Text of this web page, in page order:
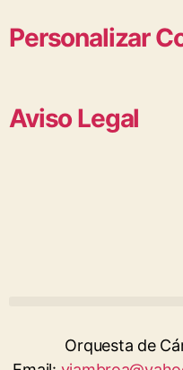
Personalizar
Aviso Legal
Orquesta de